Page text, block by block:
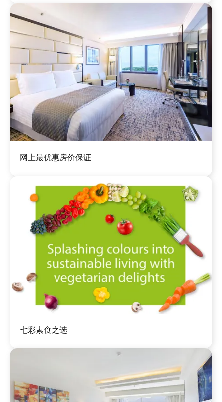
网上最优惠房价保证
七彩素食之选